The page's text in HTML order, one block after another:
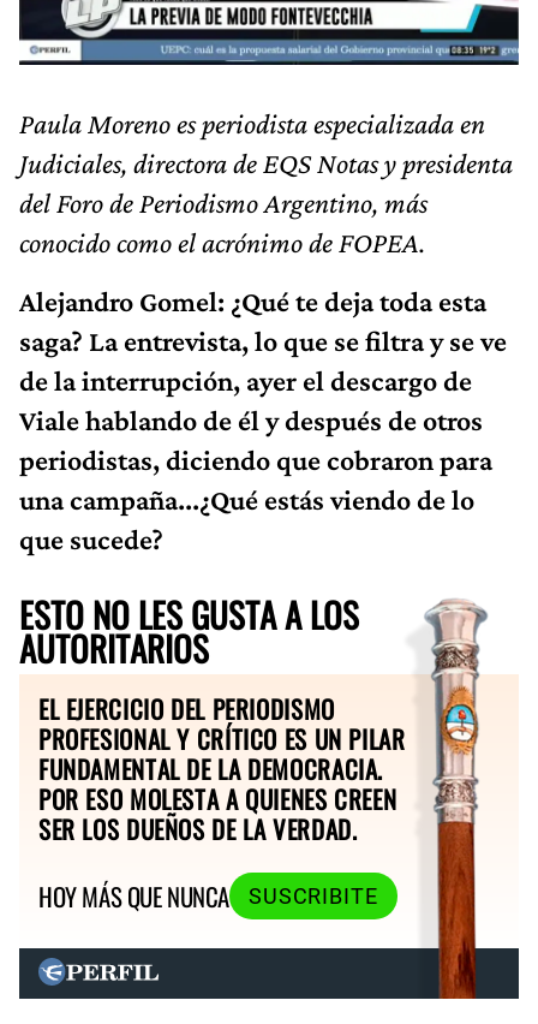
Paula Moreno es periodista especializada en
Judiciales, directora de EQS Notas y presidenta
del Foro de Periodismo Argentino, más
conocido como el acrónimo de FOPEA.
Alejandro Gomel: ¿Qué te deja toda esta
saga? La entrevista, lo que se filtra y se ve
de la interrupción, ayer el descargo de
Viale hablando de él y después de otros
periodistas, diciendo que cobraron para
una campaña...¿Qué estás viendo de lo
que sucede?
ESTO NO LES GUSTA A LOS
AUTORITARIOS
EL EJERCICIO DEL PERIODISMO
PROFESIONAL Y CRÍTICO ES UN PILAR
FUNDAMENTAL DE LA DEMOCRACIA.
POR ESO MOLESTA A QUIENES CREEN
SER LOS DUEÑOS DE LA VERDAD.
HOY MÁS QUE NUNCA
SUSCRIBITE